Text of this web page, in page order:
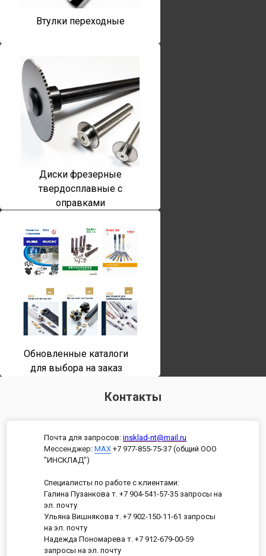
Втулки переходные
Диски фрезерные
твердосплавные с
оправками
Обновленные каталоги
для выбора на заказ
Контакты
Почта для запросов: insklad-nt@mail.ru
Мессенджер: MAX +7 977-855-75-37 (общий ООО
"ИНСКЛАД")
Специалисты по работе с клиентами:
Галина Пузанкова т. +7 904-541-57-35 запросы на
эл. почту
Ульяна Вишнякова т. +7 902-150-11-61 запросы
на эл. почту
Надежда Пономарева т. +7 912-679-00-59
запросы на эл. почту